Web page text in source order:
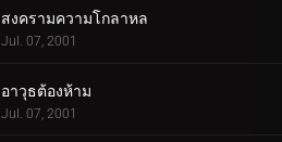
สงครามความโกลาหล
Jul. 07, 2001
อาวุธต้องห้าม
Jul. 07, 2001